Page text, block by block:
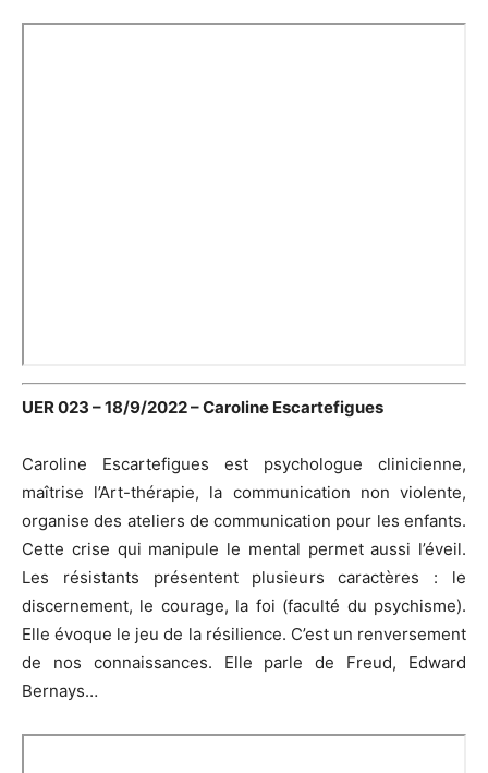
UER 023 – 18/9/2022 – Caroline Escartefigues
Caroline Escartefigues est psychologue clinicienne,
maîtrise l’Art-thérapie, la communication non violente,
organise des ateliers de communication pour les enfants.
Cette crise qui manipule le mental permet aussi l’éveil.
Les résistants présentent plusieurs caractères : le
discernement, le courage, la foi (faculté du psychisme).
Elle évoque le jeu de la résilience. C’est un renversement
de nos connaissances. Elle parle de Freud, Edward
Bernays…